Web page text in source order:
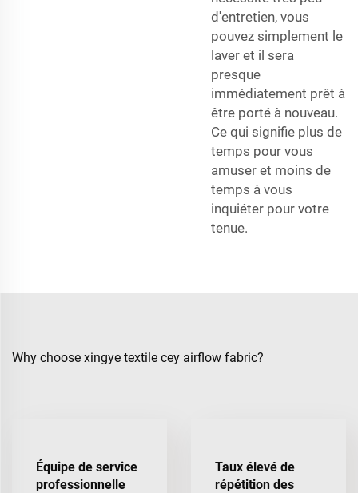
d'entretien, vous
pouvez simplement le
laver et il sera
presque
immédiatement prêt à
être porté à nouveau.
Ce qui signifie plus de
temps pour vous
amuser et moins de
temps à vous
inquiéter pour votre
tenue.
Why choose xingye textile cey airflow fabric?
Équipe de service
professionnelle
Taux élevé de
répétition des